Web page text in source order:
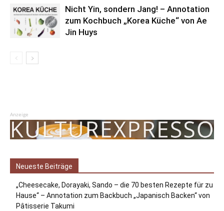
Nicht Yin, sondern Jang! – Annotation
zum Kochbuch „Korea Küche“ von Ae
Jin Huys
Anzeige
Neueste Beiträge
„Cheesecake, Dorayaki, Sando – die 70 besten Rezepte für zu
Hause“ – Annotation zum Backbuch „Japanisch Backen“ von
Pâtisserie Takumi